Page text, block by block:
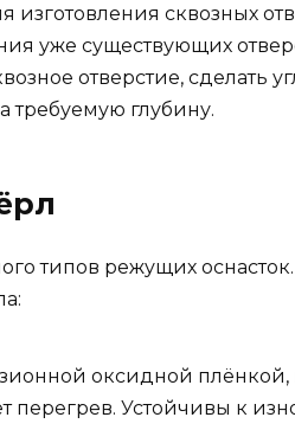
изготовления сквозных
уже существующих
отверстие, сделать
требуемую глубину.
типов режущих
оксидной плёнкой,
Устойчивы к